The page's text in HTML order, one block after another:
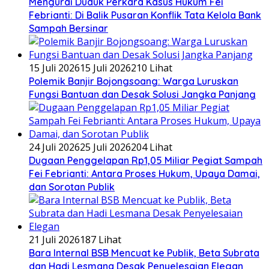
Febrianti: Di Balik Pusaran Konflik Tata Kelola Bank
Sampah Bersinar
15 Juli 202615 Juli 2026210 Lihat
Polemik Banjir Bojongsoang: Warga Luruskan
Fungsi Bantuan dan Desak Solusi Jangka Panjang
24 Juli 202625 Juli 2026204 Lihat
Dugaan Penggelapan Rp1,05 Miliar Pegiat Sampah
Fei Febrianti: Antara Proses Hukum, Upaya Damai,
dan Sorotan Publik
21 Juli 2026187 Lihat
Bara Internal BSB Mencuat ke Publik, Beta Subrata
dan Hadi Lesmana Desak Penyelesaian Elegan